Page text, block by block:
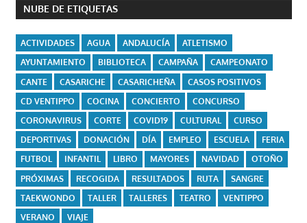
NUBE DE ETIQUETAS
ACTIVIDADES AGUA ANDALUCÍA
ATLETISMO
AYUNTAMIENTO
BIBLIOTECA CAMPAÑA
CAMPEONATO
CANTE
CASARICHE CASARICHEÑA
CASOS POSITIVOS
CD VENTIPPO
COCINA CONCIERTO
CONCURSO
CORONAVIRUS
CORTE COVID19 CULTURAL
CURSO
DEPORTIVAS
DONACIÓN DÍA EMPLEO ESCUELA
FERIA
FUTBOL
INFANTIL LIBRO MAYORES NAVIDAD
OTOÑO
PRÓXIMAS
RECOGIDA RESULTADOS RUTA
SANGRE
TAEKWONDO
TALLER TALLERES TEATRO
VENTIPPO
VERANO
VIAJE